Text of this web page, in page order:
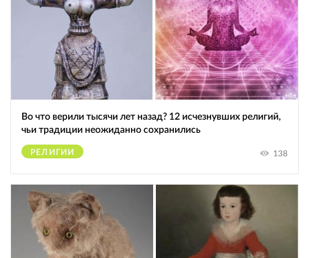
Во что верили тысячи лет назад? 12 исчезнувших религий,
чьи традиции неожиданно сохранились
РЕЛИГИИ 138